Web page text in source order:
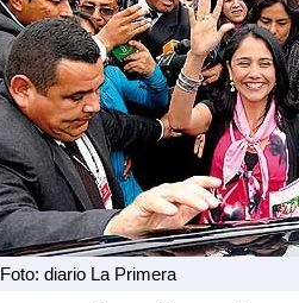
Foto: diario La Primera